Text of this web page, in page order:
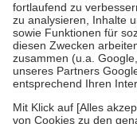
Diese Regeln gelten
Bei Heilmitteln und
Zuzahlung zehn Prozent
Verordnung.
Um das Engagement der
stärken und die
fallenkeine Zuzahlungen